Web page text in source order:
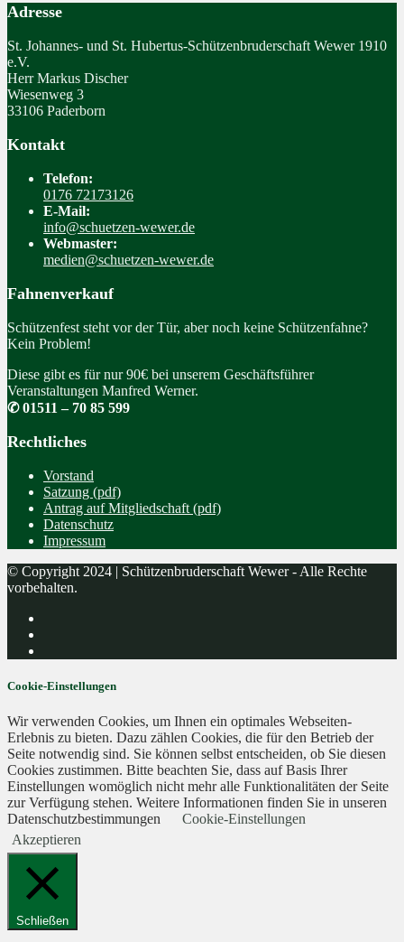
Adresse
St. Johannes- und St. Hubertus-Schützenbruderschaft Wewer 1910
e.V.
Herr Markus Discher
Wiesenweg 3
33106 Paderborn
Kontakt
Telefon:
0176 72173126
E-Mail:
info@schuetzen-wewer.de
Webmaster:
medien@schuetzen-wewer.de
Fahnenverkauf
Schützenfest steht vor der Tür, aber noch keine Schützenfahne?
Kein Problem!
Diese gibt es für nur 90€ bei unserem Geschäftsführer
Veranstaltungen Manfred Werner.
✆ 01511 – 70 85 599
Rechtliches
Vorstand
Satzung (pdf)
Antrag auf Mitgliedschaft (pdf)
Datenschutz
Impressum
© Copyright 2024 | Schützenbruderschaft Wewer - Alle Rechte
vorbehalten.
Cookie-Einstellungen
Wir verwenden Cookies, um Ihnen ein optimales Webseiten-
Erlebnis zu bieten. Dazu zählen Cookies, die für den Betrieb der
Seite notwendig sind. Sie können selbst entscheiden, ob Sie diesen
Cookies zustimmen. Bitte beachten Sie, dass auf Basis Ihrer
Einstellungen womöglich nicht mehr alle Funktionalitäten der Seite
zur Verfügung stehen. Weitere Informationen finden Sie in unseren
Datenschutzbestimmungen
Cookie-Einstellungen
Akzeptieren
Schließen